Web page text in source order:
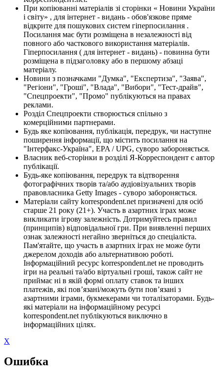
При копіюванні матеріалів зі сторінки « Новини України
і світу» , для інтернет - видань - обов'язкове пряме
відкрите для пошукових систем гіперпосилання .
Посилання має бути розміщена в незалежності від
повного або часткового використання матеріалів.
Гіперпосилання ( для інтернет - видань) - повинна бути
розміщена в підзаголовку або в першому абзаці
матеріалу.
Новини з позначками "Думка", "Експертиза", "Заява",
"Регіони", "Гроші", "Влада", "Вибори", "Тест-драйв",
"Спецпроекти", "Промо" публікуються на правах
реклами.
Розділ Спецпроекти створюється спільно з
комерційними партнерами.
Будь яке копіювання, публікація, передрук, чи наступне
поширення інформації, що містить посилання на
"Інтерфакс-Україна", EPA / UPG, суворо забороняється.
Власник веб-сторінки в розділі Я-Корреспондент є автор
публікації.
Будь-яке копіювання, передрук та відтворення
фотографічних творів та/або аудіовізуальних творів
правовласника Getty Images - суворо забороняється.
Матеріали сайту korrespondent.net призначені для осіб
старше 21 року (21+). Участь в азартних іграх може
викликати ігрову залежність. Дотримуйтесь правил
(принципів) відповідальної гри. При виявленні перших
ознак залежності негайно зверніться до спеціаліста.
Пам'ятайте, що участь в азартних іграх не може бути
джерелом доходів або альтернативою роботі.
Інформаційний ресурс korrespondent.net не проводить
ігри на реальні та/або віртуальні гроші, також сайт не
приймає ні в якій формі оплату ставок та інших
платежів, які пов’язані/можуть бути пов’язані з
азартними іграми, букмекерами чи тоталізаторами. Будь-
які матеріали на інформаційному ресурсі
korrespondent.net публікуються виключно в
інформаційних цілях.
X
Ошибка